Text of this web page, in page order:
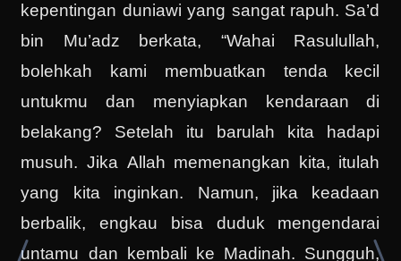
kepentingan duniawi yang sangat rapuh. Sa’d
bin Mu’adz berkata, “Wahai Rasulullah,
bolehkah kami membuatkan tenda kecil
untukmu dan menyiapkan kendaraan di
belakang? Setelah itu barulah kita hadapi
musuh. Jika Allah memenangkan kita, itulah
yang kita inginkan. Namun, jika keadaan
berbalik, engkau bisa duduk mengendarai
untamu dan kembali ke Madinah. Sungguh,